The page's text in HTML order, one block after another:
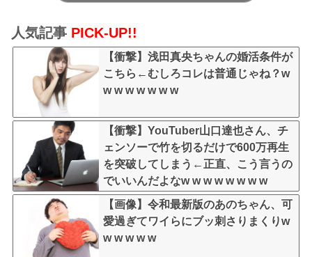
人気記事 PICK-UP!!
【衝撃】浅田真央ちゃんの婚活条件が
こちら←むしろコレは普通じゃね？w
w w w w w w w
【衝撃】YouTuber山口達也さん、チ
ェンソーで竹を切るだけで600万再生
を突破してしまう←正直、こう言うの
でいいんだよなw w w w w w w w
【画像】令和最新版のあのちゃん、可
愛過ぎてワイらにブッ刺さりまくりw
w w w w w